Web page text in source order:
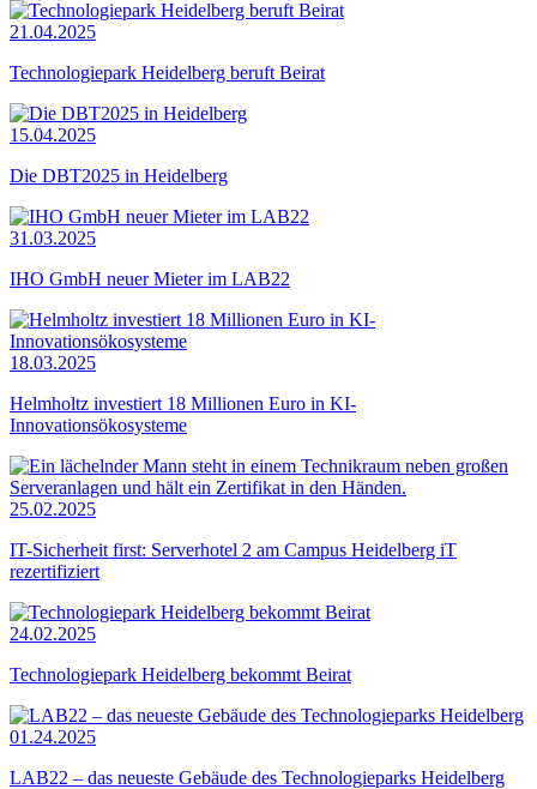
21.04.2025
Technologiepark Heidelberg beruft Beirat
15.04.2025
Die DBT2025 in Heidelberg
31.03.2025
IHO GmbH neuer Mieter im LAB22
18.03.2025
Helmholtz investiert 18 Millionen Euro in KI-
Innovationsökosysteme
25.02.2025
IT-Sicherheit first: Serverhotel 2 am Campus Heidelberg iT
rezertifiziert
24.02.2025
Technologiepark Heidelberg bekommt Beirat
01.24.2025
LAB22 – das neueste Gebäude des Technologieparks Heidelberg